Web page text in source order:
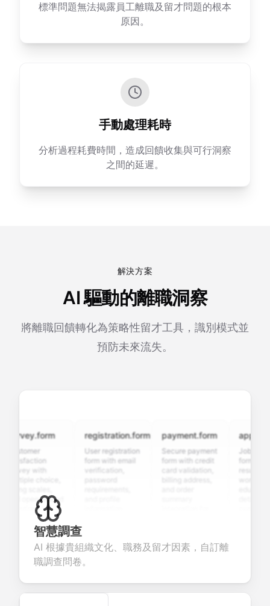
標準問題無法揭露員工離職及留才問題的根本
原因。
手動處理耗時
分析過程耗費時間，造成回饋收集與可行洞察
之間的延遲。
解決方案
AI 驅動的離職洞察
將離職回饋轉化為策略性留才工具，識別模式並
預防未來流失。
with
open-ended
valuable
about
products or
registration.form
User registration
form with email
verification,
seamless
account
creation.
payment.form
Secure payment
form with credit
card validation,
Job
form with
resume
candidate
智慧調查
AI 根據貴組織文化、職務及留才因素，自訂離
職調查問卷。